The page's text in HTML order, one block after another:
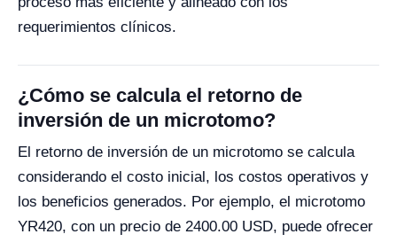
requerimientos clínicos.
¿Cómo se calcula el retorno de
inversión de un microtomo?
El retorno de inversión de un microtomo se calcula
considerando el costo inicial, los costos operativos y
los beneficios generados. Por ejemplo, el microtomo
YR420, con un precio de 2400.00 USD, puede ofrecer